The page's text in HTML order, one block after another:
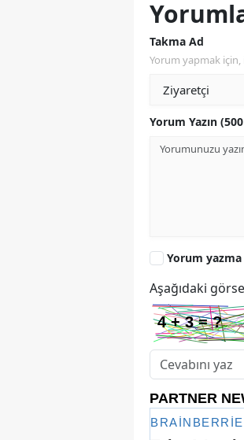
Takma Ad
Yorum yapmak için,
Yorum Yazın
Yorum yazma
Aşağıdaki